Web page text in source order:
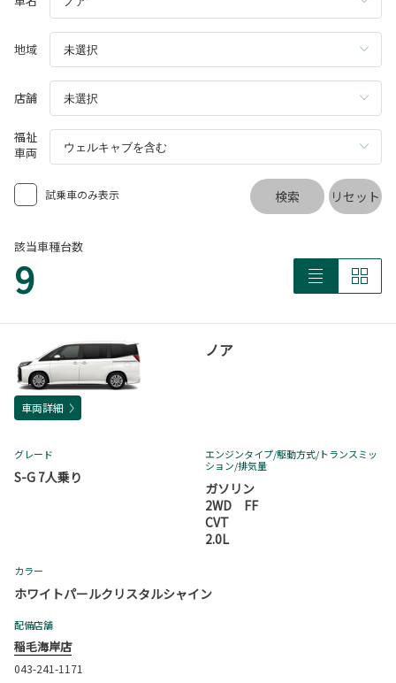
地域
店舗
福祉
車両
試乗車のみ表示 検索 リセット
該当車種台数
9
ノア
車両詳細
グレード
S-G 7人乗り
エンジンタイプ/駆動方式/トランスミッ
ション/排気量
ガソリン
2WD FF
CVT
2.0L
カラー
ホワイトパールクリスタルシャイン
配備店舗
稲毛海岸店
043-241-1171